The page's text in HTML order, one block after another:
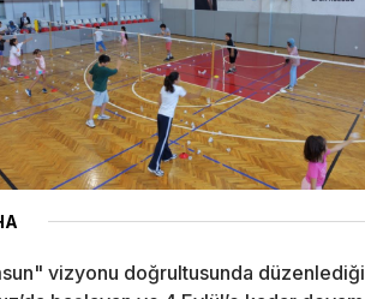
vizyonu doğrultusunda düzenlediği